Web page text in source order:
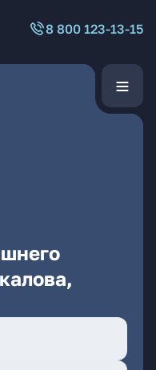
8 800 123-13-15